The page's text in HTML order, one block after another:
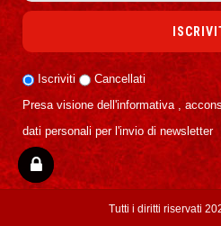
Iscriviti
Cancellati
Presa visione dell'informativa ,
dati personali per l'invio di newsletter
Tutti i diritti riservati